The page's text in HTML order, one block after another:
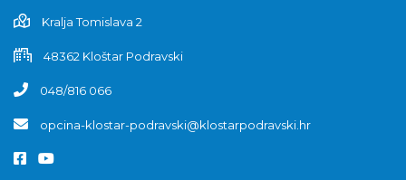
Kralja Tomislava 2
48362 Kloštar Podravski
048/816 066
opcina-klostar-podravski@klostarpodravski.hr